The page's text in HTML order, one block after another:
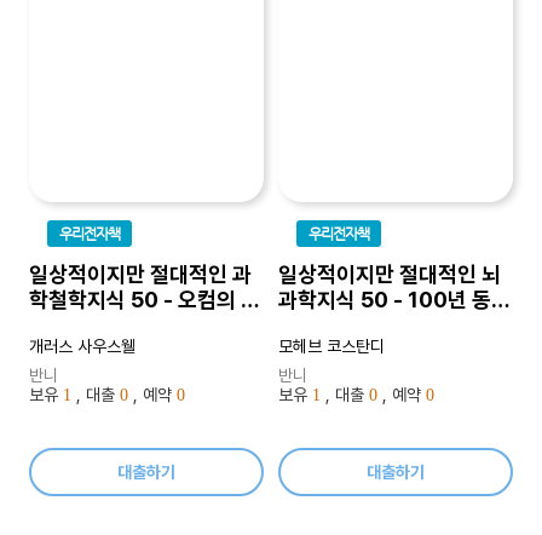
우리전자책
일상적이지만 절대적인 과
학철학지식 50 - 오컴의 면
학개념에 관한 모든 것
개러스 사우스웰
반니
보유 1 , 대출 0 , 예약 0
대출하기
우리전자책
일상적이지만 절대적인 뇌
과학지식 50 - 100년 동안
든 것
모헤브 코스탄디
반니
보유 1 , 대출 0 , 예약 0
대출하기